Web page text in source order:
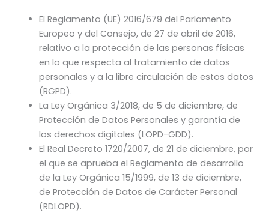
El Reglamento (UE) 2016/679 del Parlamento
Europeo y del Consejo, de 27 de abril de 2016,
relativo a la protección de las personas físicas
en lo que respecta al tratamiento de datos
personales y a la libre circulación de estos datos
(RGPD).
La Ley Orgánica 3/2018, de 5 de diciembre, de
Protección de Datos Personales y garantía de
los derechos digitales (LOPD-GDD).
El Real Decreto 1720/2007, de 21 de diciembre, por
el que se aprueba el Reglamento de desarrollo
de la Ley Orgánica 15/1999, de 13 de diciembre,
de Protección de Datos de Carácter Personal
(RDLOPD).